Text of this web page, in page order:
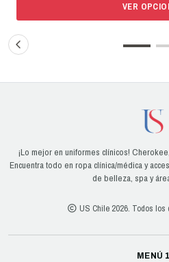
VER
¡Lo mejor en uniformes clínicos!
Encuentra todo en ropa clínica/médica y
de belleza, spa y
US Chile 2026. Todos los
MENÚ 1